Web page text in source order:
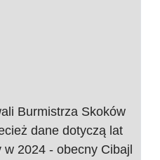
Burmistrza Skoków
dane dotyczą lat
2024 - obecny Cibajl